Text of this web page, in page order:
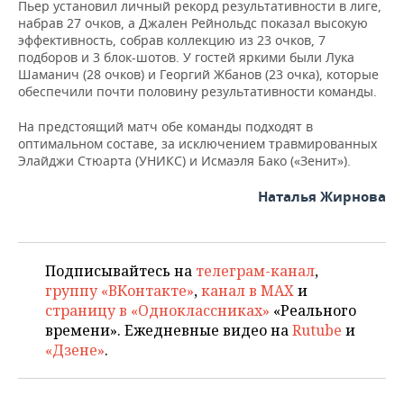
Пьер установил личный рекорд результативности в лиге,
набрав 27 очков, а Джален Рейнольдс показал высокую
эффективность, собрав коллекцию из 23 очков, 7
подборов и 3 блок-шотов. У гостей яркими были Лука
Шаманич (28 очков) и Георгий Жбанов (23 очка), которые
обеспечили почти половину результативности команды.
На предстоящий матч обе команды подходят в
оптимальном составе, за исключением травмированных
Элайджи Стюарта (УНИКС) и Исмаэля Бако («Зенит»).
Наталья Жирнова
Подписывайтесь на телеграм-канал,
группу «ВКонтакте»,канал в MAXи
страницу в «Одноклассниках» «Реального
времени». Ежедневные видео наRutube и
«Дзене».